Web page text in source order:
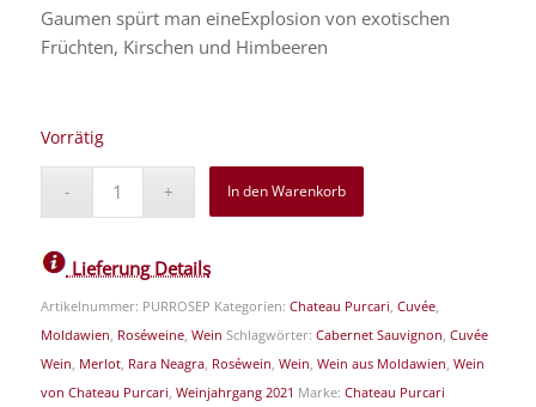
Gaumen spürt man eineExplosion von exotischen
Früchten, Kirschen und Himbeeren
Vorrätig
In den Warenkorb
Lieferung Details
Artikelnummer: PURROSEP Kategorien: Chateau Purcari Cuvée,
Moldawien Roséweine, Wein Schlagwörter: Cabernet Sauvignon Cuvée
Wein Merlot, Rara Neagra, Roséwein Wein Wein aus Moldawien Wein
von Chateau Purcari Weinjahrgang 2021 Marke: Chateau Purcari